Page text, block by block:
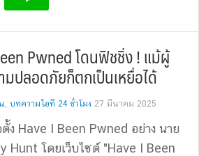
Pwned โดนฟิชชิ่ง ! แม้ผู้
ปลอดภัยก็ตกเป็นเหยื่อได้
, บทความไอที 24 ชั่วโมง 27 มีนาคม 2025
ง Have I Been Pwned อย่าง นาย
Hunt โดยเว็บไซต์ "Have I Been